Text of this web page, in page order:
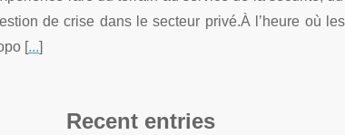
de crise dans le secteur privé.À l’heure où
[ ...
Recent entries